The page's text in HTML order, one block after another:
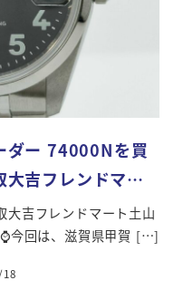
ダー 74000Nを買
大吉フレンドマ…
大吉フレンドマート土山
今回は、滋賀県甲賀 […]